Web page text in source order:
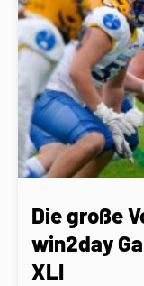
Die große
win2day
XLI